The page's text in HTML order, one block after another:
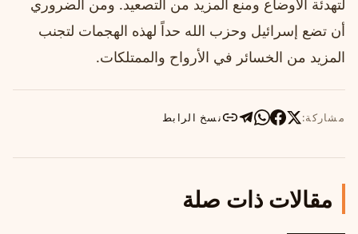
لتهدئة الأوضاع ومنع المزيد من التصعيد. ومن الضروري
أن تضع إسرائيل وحزب الله حداً لهذه الهجمات لتجنب
المزيد من الخسائر في الأرواح والممتلكات.
مشاركة: نسخ الرابط
مقالات ذات صلة